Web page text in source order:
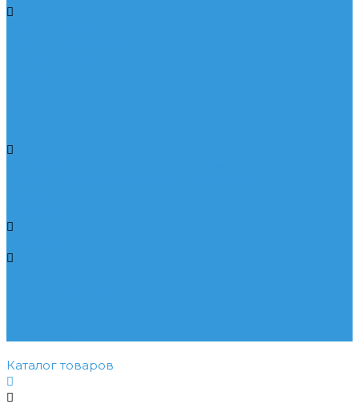
Каталог товаров